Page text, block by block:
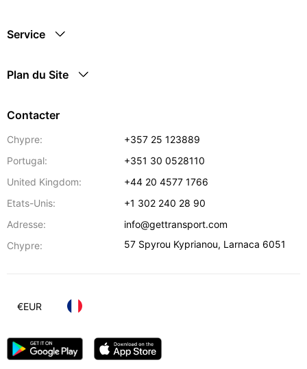
Service
Plan du Site
Contacter
Chypre:
+357 25 123889
Portugal:
+351 30 0528110
United Kingdom:
+44 20 4577 1766
Etats-Unis:
+1 302 240 28 90
Adresse:
info@gettransport.com
Chypre:
57 Spyrou Kyprianou, Larnaca 6051
€EUR